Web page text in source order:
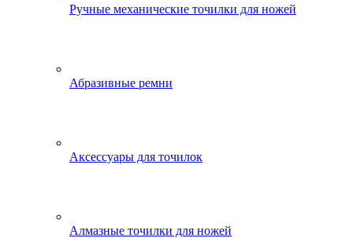
Ручные механические точилки для ножей
Абразивные ремни
Аксессуары для точилок
Алмазные точилки для ножей